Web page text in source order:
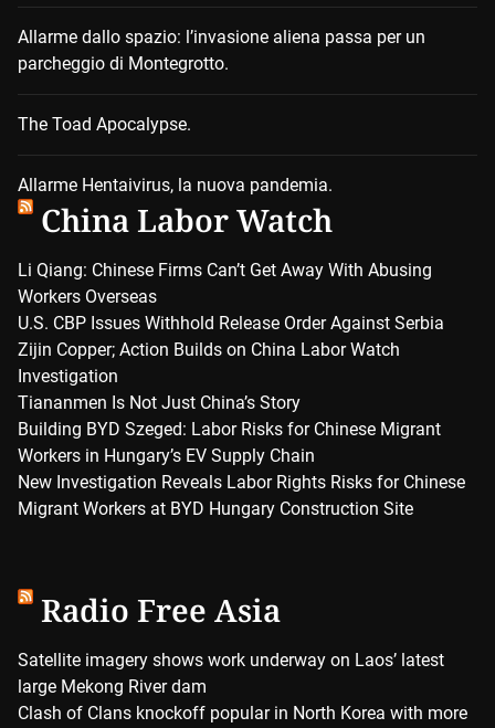
Allarme dallo spazio: l’invasione aliena passa per un
parcheggio di Montegrotto.
The Toad Apocalypse.
Allarme Hentaivirus, la nuova pandemia.
China Labor Watch
Li Qiang: Chinese Firms Can’t Get Away With Abusing
Workers Overseas
U.S. CBP Issues Withhold Release Order Against Serbia
Zijin Copper; Action Builds on China Labor Watch
Investigation
Tiananmen Is Not Just China’s Story
Building BYD Szeged: Labor Risks for Chinese Migrant
Workers in Hungary’s EV Supply Chain
New Investigation Reveals Labor Rights Risks for Chinese
Migrant Workers at BYD Hungary Construction Site
Radio Free Asia
Satellite imagery shows work underway on Laos’ latest
large Mekong River dam
Clash of Clans knockoff popular in North Korea with more